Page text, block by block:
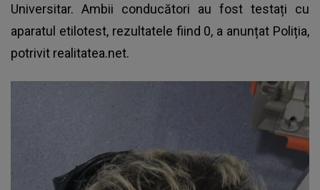
Universitar. Ambii conducători au fost testați cu
aparatul etilotest, rezultatele fiind 0, a anunțat Poliția,
potrivit realitatea.net.